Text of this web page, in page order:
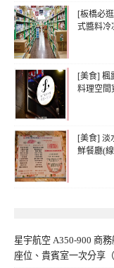
[板橋必
式醬料冷
[美食] 楓
料理空間
[美食] 淡
鮮餐廳(
星宇航空 A350-900 商
座位、貴賓室一次分享（